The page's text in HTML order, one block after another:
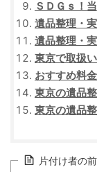
ＳＤＧｓ！
遺品整理・
遺品整理・
東京で取扱
おすすめ料
東京の遺品
東京の遺品
片付け者の